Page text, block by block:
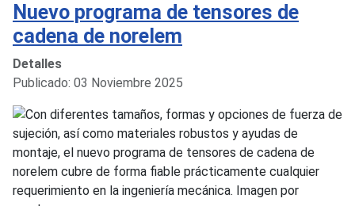
Nuevo programa de tensores de
cadena de norelem
Detalles
Publicado: 03 Noviembre 2025